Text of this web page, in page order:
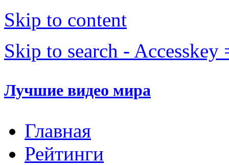
Skip to content
Skip to search - Accesskey
Лучшие видео мира
Главная
Рейтинги